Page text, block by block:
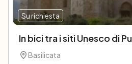
Su richiesta
In bici tra i siti Unesco di
Basilicata